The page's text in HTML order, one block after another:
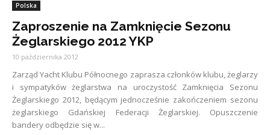
Polska
Zaproszenie na Zamknięcie Sezonu
Żeglarskiego 2012 YKP
10 października 2012
Zarząd Yacht Klubu Północnego zaprasza członków klubu, żeglarzy
i sympatyków żeglarstwa na uroczystość Zamknięcia Sezonu
Żeglarskiego 2012, będącym jednocześnie zakończeniem sezonu
żeglarskiego Gdańskiej Federacji Żeglarskiej. Opuszczenie
bandery odbędzie się w...